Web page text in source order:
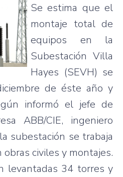
Seestima que el
montaje total de
equipos en la
Subestación Villa
Hayes (SEVH) se
de éste año y
informó el jefe de
ABB/CIE, ingeniero
subestación se trabaja
obras civiles y montajes.
levantadas 34 torres y